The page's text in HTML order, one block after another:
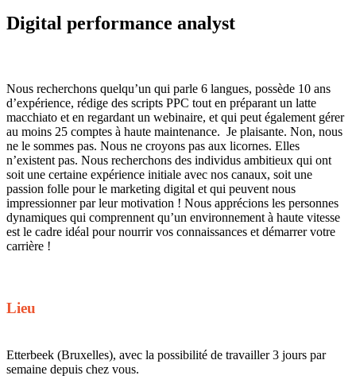
Digital performance analyst
Nous recherchons quelqu’un qui parle 6 langues, possède 10 ans
d’expérience, rédige des scripts PPC tout en préparant un latte
macchiato et en regardant un webinaire, et qui peut également gérer
au moins 25 comptes à haute maintenance. Je plaisante. Non, nous
ne le sommes pas. Nous ne croyons pas aux licornes. Elles
n’existent pas. Nous recherchons des individus ambitieux qui ont
soit une certaine expérience initiale avec nos canaux, soit une
passion folle pour le marketing digital et qui peuvent nous
impressionner par leur motivation ! Nous apprécions les personnes
dynamiques qui comprennent qu’un environnement à haute vitesse
est le cadre idéal pour nourrir vos connaissances et démarrer votre
carrière !
Lieu
Etterbeek (Bruxelles), avec la possibilité de travailler 3 jours par
semaine depuis chez vous.